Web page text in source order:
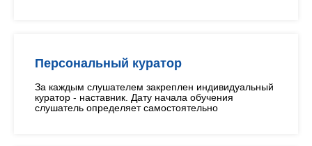
Персональный куратор
За каждым слушателем закреплен индивидуальный
куратор - наставник. Дату начала обучения
слушатель определяет самостоятельно